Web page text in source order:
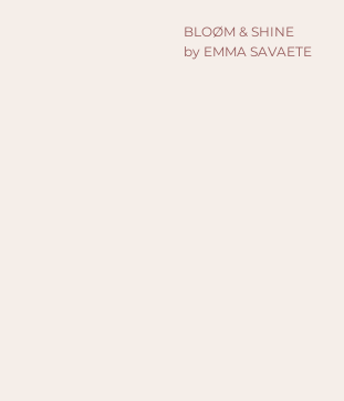
​BLOØM & SHINE
by EMMA SAVAETE